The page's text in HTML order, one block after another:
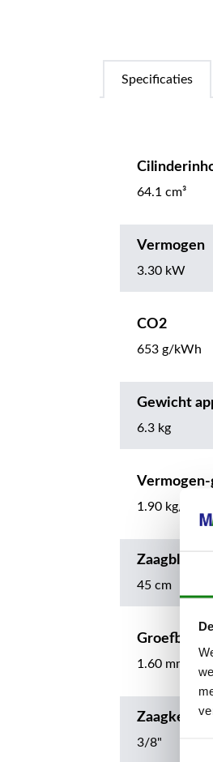
Specificaties
64.1 cm³
Vermogen
3.30 kW
CO2
653 g/kWh
Gewicht
6.3 kg
1.90 kg/kW
45 cm
1.60 mm
3/8"